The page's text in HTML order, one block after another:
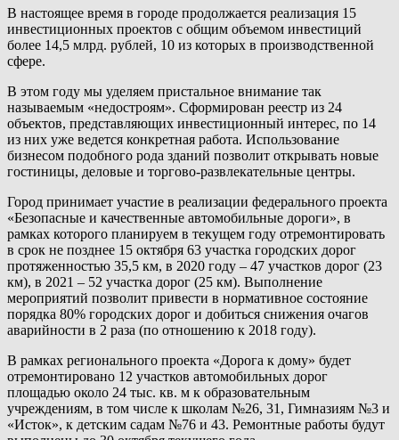
В настоящее время в городе продолжается реализация 15
инвестиционных проектов с общим объемом инвестиций
более 14,5 млрд. рублей, 10 из которых в производственной
сфере.
В этом году мы уделяем пристальное внимание так
называемым «недостроям». Сформирован реестр из 24
объектов, представляющих инвестиционный интерес, по 14
из них уже ведется конкретная работа. Использование
бизнесом подобного рода зданий позволит открывать новые
гостиницы, деловые и торгово-развлекательные центры.
Город принимает участие в реализации федерального проекта
«Безопасные и качественные автомобильные дороги», в
рамках которого планируем в текущем году отремонтировать
в срок не позднее 15 октября 63 участка городских дорог
протяженностью 35,5 км, в 2020 году – 47 участков дорог (23
км), в 2021 – 52 участка дорог (25 км). Выполнение
мероприятий позволит привести в нормативное состояние
порядка 80% городских дорог и добиться снижения очагов
аварийности в 2 раза (по отношению к 2018 году).
В рамках регионального проекта «Дорога к дому» будет
отремонтировано 12 участков автомобильных дорог
площадью около 24 тыс. кв. м к образовательным
учреждениям, в том числе к школам №26, 31, Гимназиям №3 и
«Исток», к детским садам №76 и 43. Ремонтные работы будут